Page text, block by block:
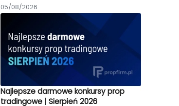
05/08/2026
Najlepsze darmowe konkursy prop
tradingowe | Sierpień 2026